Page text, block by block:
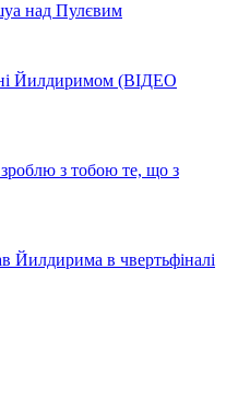
над Пулєвим
Йилдиримом (ВІДЕО
з тобою те, що з
в чвертьфіналі